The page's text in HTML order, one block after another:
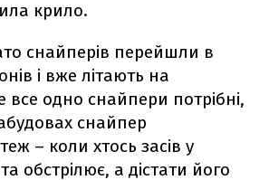
крило.
снайперів перейшли в
і вже літають на
все одно снайпери потрібні,
снайпер
– коли хтось засів у
обстрілює, а дістати його